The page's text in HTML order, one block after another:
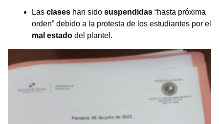
Las clases han sido suspendidas “hasta próxima
orden” debido a la protesta de los estudiantes por el
mal estado del plantel.